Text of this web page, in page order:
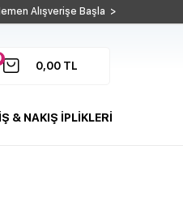
Alışverişe Başla >
0,00 TL
& NAKIŞ İPLİKLERİ